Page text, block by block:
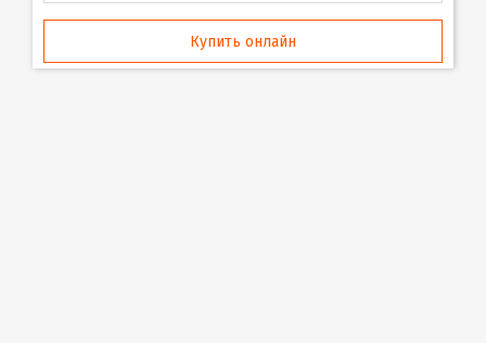
Купить онлайн